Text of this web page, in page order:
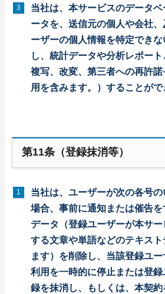
当社は、本サービスのデータ
ータを、送信元の個人や会社
ーザーの個人情報を特定でき
し、統計データや分析レポート
複写、改変、第三者への再許
用を含みます。）することがで
第11条（登録抹消等）
当社は、ユーザーが次の各号
場合、事前に通知または催告
データ（登録ユーザーが本サ
する文章や単語などのテキス
ます）を削除し、当該登録ユ
利用を一時的に停止または登
録を抹消し、もしくは、本契